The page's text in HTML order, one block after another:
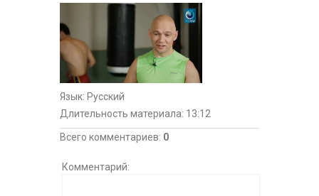
Язык: Русский
Длительность материала: 13:12
Всего комментариев: 0
Комментарий: